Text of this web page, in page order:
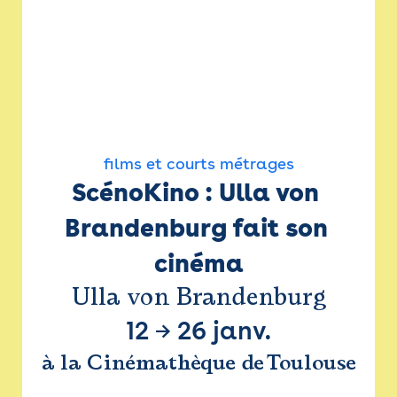
films et courts métrages
ScénoKino : Ulla von
Brandenburg fait son
cinéma
Ulla von Brandenburg
12 → 26 janv.
à la Cinémathèque de Toulouse